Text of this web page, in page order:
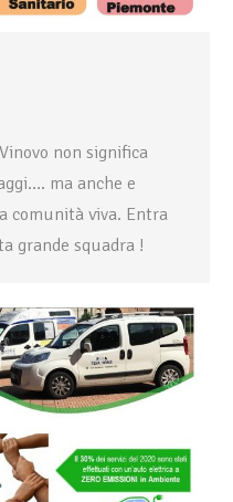
non significa
ma anche e
comunità viva. Entra
grande squadra !